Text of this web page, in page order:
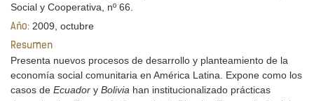
Social y Cooperativa, nº 66.
Año: 2009, octubre
Resumen
Presenta nuevos procesos de desarrollo y planteamiento de la
economía social comunitaria en América Latina. Expone como los
casos de Ecuador y Bolivia han institucionalizado prácticas